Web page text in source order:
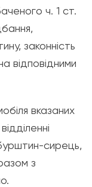
ч. 1 ст.
законність
відповідними
вказаних
сирець,
з